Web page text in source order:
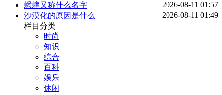
蟋蟀又称什么名字
2026-08-11 01:57
沙漠化的原因是什么
2026-08-11 01:49
栏目分类
时尚
知识
综合
百科
娱乐
休闲